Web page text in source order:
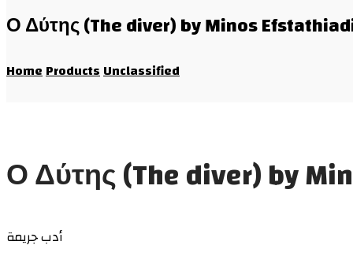
Ο Δύτης (The diver) by Minos
HomeProductsUnclassified
Ο Δύτης (The diver) by
أدب جريمة